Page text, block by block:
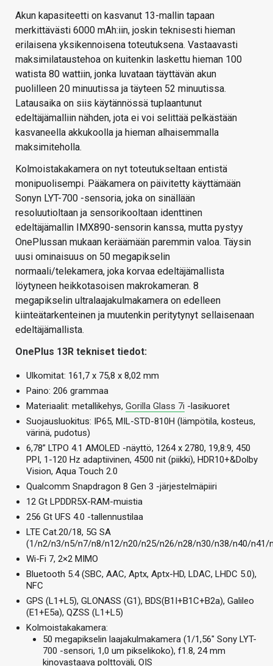
Akun kapasiteetti on kasvanut 13-mallin tapaan
merkittävästi 6000 mAh:iin, joskin teknisesti hieman
erilaisena yksikennoisena toteutuksena. Vastaavasti
maksimilataustehoa on kuitenkin laskettu hieman 100
watista 80 wattiin, jonka luvataan täyttävän akun
puolilleen 20 minuutissa ja täyteen 52 minuutissa.
Latausaika on siis käytännössä tuplaantunut
edeltäjämalliin nähden, jota ei voi selittää pelkästään
kasvaneella akkukoolla ja hieman alhaisemmalla
maksimiteholla.
Kolmoistakakamera on nyt toteutukseltaan entistä
monipuolisempi. Pääkamera on päivitetty käyttämään
Sonyn LYT-700 -sensoria, joka on sinällään
resoluutioltaan ja sensorikooltaan identtinen
edeltäjämallin IMX890-sensorin kanssa, mutta pystyy
OnePlussan mukaan keräämään paremmin valoa. Täysin
uusi ominaisuus on 50 megapikselin
normaali/telekamera, joka korvaa edeltäjämallista
löytyneen heikkotasoisen makrokameran. 8
megapikselin ultralaajakulmakamera on edelleen
kiinteätarkenteinen ja muutenkin peritytynyt sellaisenaan
edeltäjämallista.
OnePlus 13R tekniset tiedot:
Ulkomitat: 161,7 x 75,8 x 8,02 mm
Paino: 206 grammaa
Materiaalit: metallikehys, Gorilla Glass 7i -lasikuoret
Suojausluokitus: IP65, MIL-STD-810H (lämpötila, kosteus,
värinä, pudotus)
6,78” LTPO 4.1 AMOLED -näyttö, 1264 x 2780, 19,8:9, 450
PPI, 1-120 Hz adaptiivinen, 4500 nit (piikki), HDR10+&Dolby
Vision, Aqua Touch 2.0
Qualcomm Snapdragon 8 Gen 3 -järjestelmäpiiri
12 Gt LPDDR5X-RAM-muistia
256 Gt UFS 4.0 -tallennustilaa
LTE Cat.20/18, 5G SA
(1/n2/n3/n5/n7/n8/n12/n20/n25/n26/n28/n30/n38/n40/n41/
Wi-Fi 7, 2×2 MIMO
Bluetooth 5.4 (SBC, AAC, Aptx, Aptx-HD, LDAC, LHDC 5.0),
NFC
GPS (L1+L5), GLONASS (G1), BDS(B1I+B1C+B2a), Galileo
(E1+E5a), QZSS (L1+L5)
Kolmoistakakamera:
50 megapikselin laajakulmakamera (1/1,56″ Sony LYT-
700 -sensori, 1,0 um pikselikoko), f1.8, 24 mm
kinovastaava polttoväli, OIS